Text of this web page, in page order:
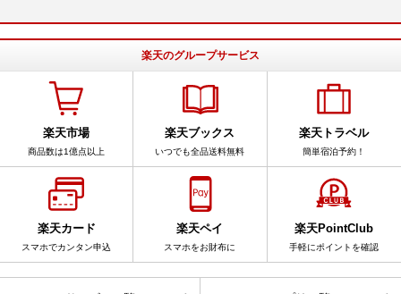
楽天のグループサービス
楽天市場
商品数は1億点以上
楽天ブックス
いつでも全品送料無料
楽天トラベル
簡単宿泊予約！
楽天カード
スマホでカンタン申込
楽天ペイ
スマホをお財布に
楽天PointClub
手軽にポイントを確認